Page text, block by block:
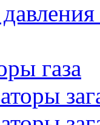
газа